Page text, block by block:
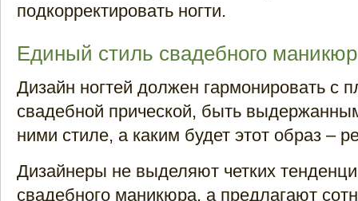
подкорректировать ногти.
Единый стиль свадебного
Дизайн ногтей должен гармонировать с
свадебной прической, быть
ними стиле, а каким будет этот образ –
Дизайнеры не выделяют четких
свадебного маникюра, а предлагают